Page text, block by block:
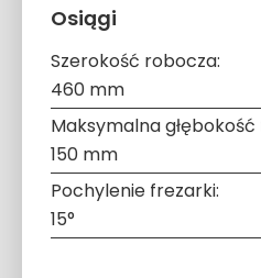
Osiągi
Szerokość robocza:
460 mm
Maksymalna
150 mm
Pochylenie frezarki:
15°